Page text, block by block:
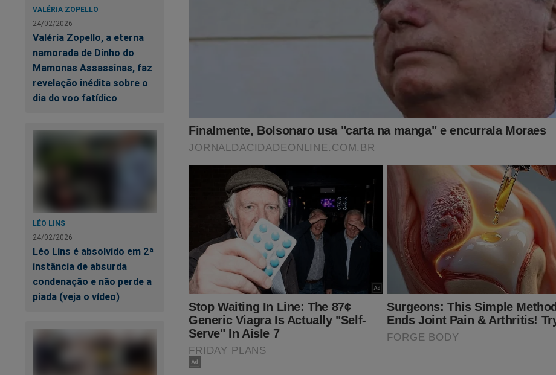
VALÉRIA ZOPELLO
24/02/2026
Valéria Zopello, a eterna
namorada de Dinho do
Mamonas Assassinas, faz
revelação inédita sobre o
dia do voo fatídico
LÉO LINS
24/02/2026
Léo Lins é absolvido em 2ª
instância de absurda
condenação e não perde a
piada (veja o vídeo)
Torne-se nosso assinante, o que lhe dará o direito de assistir o
PODCASTconservador do Brasil e ter acesso exclusivo ao conteúdo da
Verdade, onde os "assuntos proibidos" no Brasil são revelados. Para assinar, clique no
https://assinante.jornaldacidadeonline.com.br/apresentacao
Nas últimas semanas, o impeachment de Alexandre de Moraes ganhou força.
será o ponto de partida para colocar um fim em toda a cruel perseguição contra o ex-
presidente Bolsonaro, seus aliados e a mídia independente como o JCO! O "sistema"
esconder o que realmente aconteceu em 2022... Porém, para o "terror" do "sistema", tudo
isso foi documentado no livro"O Fantasma do Alvorada - A Volta à Cena do
Crime", um best seller
no Brasil. Não perca tempo. Caso tenha interesse, clique no link
para adquirir essa obra: